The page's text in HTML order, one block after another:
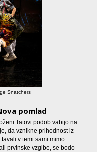
Snatchers
pomlad
Tatovi podob vabijo na
da vznikne prihodnost iz
v temi sami mimo
prvinske vzgibe, se bodo